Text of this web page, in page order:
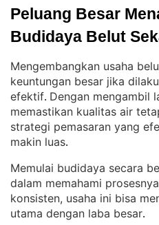
Peluang Besar
Budidaya Belut
Mengembangkan usaha
keuntungan besar jika
efektif. Dengan mengambil
memastikan kualitas air
strategi pemasaran yang
makin luas.
Memulai budidaya secara
dalam memahami prosesnya
konsisten, usaha ini bisa
utama dengan laba besar.